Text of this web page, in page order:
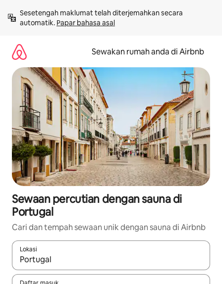
kandungan
Sesetengah maklumat telah diterjemahkan secara
automatik. Papar bahasa asal
Sewakan rumah anda di Airbnb
Sewaan percutian dengan sauna di
Portugal
Cari dan tempah sewaan unik dengan sauna di Airbnb
Lokasi
Apabila hasil tersedia, navigasi dengan kekunci anak panah